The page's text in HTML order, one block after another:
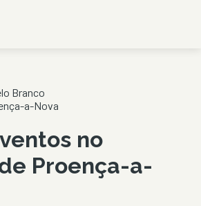
Branco
a-Nova
no
Proença-a-